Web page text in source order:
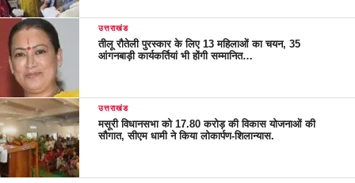
उत्तराखंड
तीलू रौतेली पुरस्कार के लिए 13 महिलाओं का चयन, 35
आंगनबाड़ी कार्यकर्तियां भी होंगी सम्मानित…
उत्तराखंड
मसूरी विधानसभा को 17.80 करोड़ की विकास योजनाओं की
सौगात, सीएम धामी ने किया लोकार्पण-शिलान्यास.